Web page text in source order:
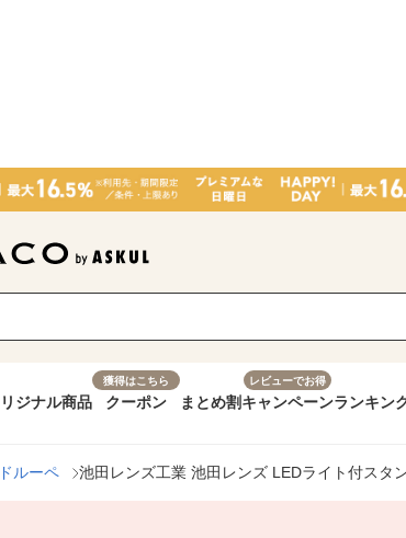
ジナル商品
獲得はこちら
クーポン まとめ割
レビューでお得
キャンペーンランキン
ルーペ 池田レンズ工業 池田レンズ LEDライト付スタ